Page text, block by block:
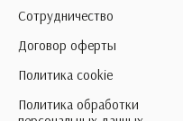
Сотрудничество
Договор оферты
Политика cookie
Политика обработки